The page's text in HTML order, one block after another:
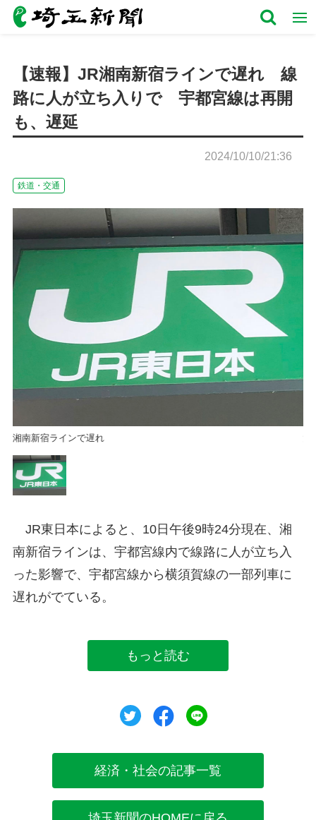
【速報】JR湘南新宿ラインで遅れ 線
路に人が立ち入りで 宇都宮線は再開
も、遅延
2024/10/10/21:36
鉄道・交通
湘南新宿ラインで遅れ
JR東日本によると、10日午後9時24分現在、湘
南新宿ラインは、宇都宮線内で線路に人が立ち入
った影響で、宇都宮線から横須賀線の一部列車に
遅れがでている。
もっと読む
ツイートシェア
経済・社会の記事一覧